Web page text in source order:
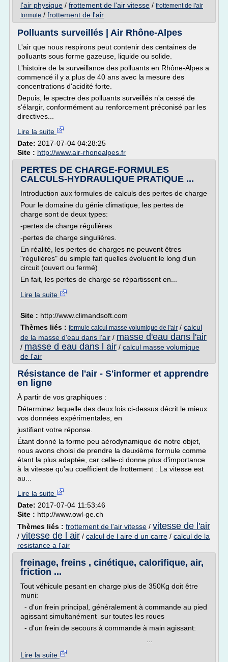
l'air physique / frottement de l'air vitesse / frottement de l'air
formule / frottement de l'air
Polluants surveillés | Air Rhône-Alpes
L'air que nous respirons peut contenir des centaines de
polluants sous forme gazeuse, liquide ou solide.
L'histoire de la surveillance des polluants en Rhône-Alpes a
commencé il y a plus de 40 ans avec la mesure des
concentrations d'acidité forte.
Depuis, le spectre des polluants surveillés n'a cessé de
s'élargir, conformément au renforcement préconisé par les
directives...
Lire la suite
Date: 2017-07-04 04:28:25
Site : http://www.air-rhonealpes.fr
PERTES DE CHARGE-FORMULES
CALCULS-HYDRAULIQUE PRATIQUE ...
Introduction aux formules de calculs des pertes de charge
Pour le domaine du génie climatique, les pertes de
charge sont de deux types:
-pertes de charge régulières
-pertes de charge singulières.
En réalité, les pertes de charges ne peuvent êtres
"régulières" du simple fait quelles évoluent le long d'un
circuit (ouvert ou fermé)
En fait, les pertes de charge se répartissent en...
Lire la suite
Site : http://www.climandsoft.com
Thèmes liés : formule calcul masse volumique de l'air / calcul
de la masse d'eau dans l'air / masse d'eau dans l'air
/ masse d eau dans l air / calcul masse volumique
de l'air
Résistance de l'air - S'informer et apprendre
en ligne
À partir de vos graphiques :
Déterminez laquelle des deux lois ci-dessus décrit le mieux
vos données expérimentales, en
justifiant votre réponse.
Étant donné la forme peu aérodynamique de notre objet,
nous avons choisi de prendre la deuxième formule comme
étant la plus adaptée, car celle-ci donne plus d'importance
à la vitesse qu'au coefficient de frottement : La vitesse est
au...
Lire la suite
Date: 2017-07-04 11:53:46
Site : http://www.owl-ge.ch
Thèmes liés : frottement de l'air vitesse / vitesse de l'air
/ vitesse de l air / calcul de l aire d un carre / calcul de la
resistance a l'air
freinage, freins , cinétique, calorifique, air,
friction ...
Tout véhicule pesant en charge plus de 350Kg doit être
muni:
- d'un frein principal, généralement à commande au pied
agissant simultanément sur toutes les roues
- d'un frein de secours à commande à main agissant:
Lire la suite